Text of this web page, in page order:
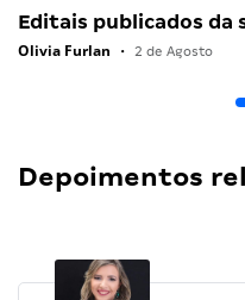
Editais publicados
Olivia Furlan • 2 de Agosto
Depoimentos